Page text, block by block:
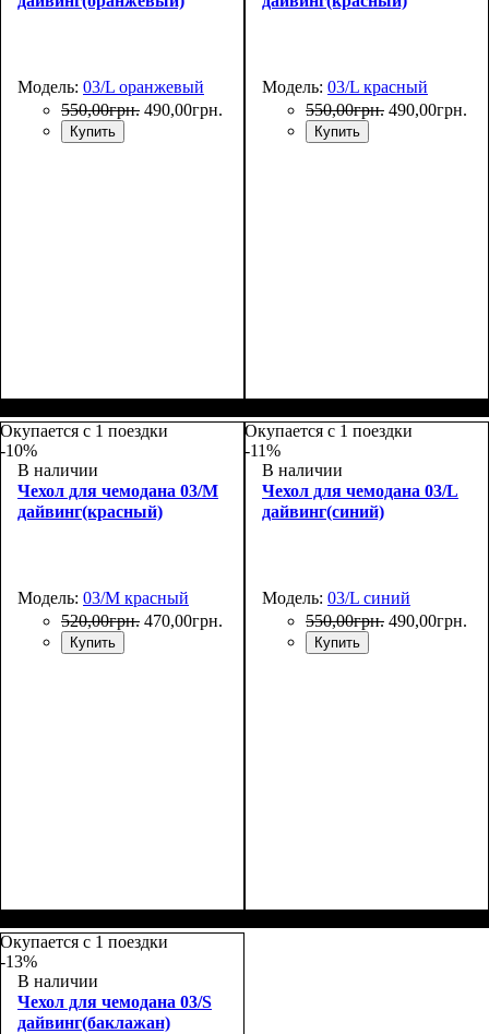
Модель: 03/L оранжевый
550,00грн. 490,00грн.
Купить
Модель: 03/L красный
550,00грн. 490,00грн.
Купить
Окупается с 1 поездки
-10%
В наличии
Чехол для чемодана 03/M
дайвинг(красный)
Модель: 03/M красный
520,00грн. 470,00грн.
Купить
Окупается с 1 поездки
-11%
В наличии
Чехол для чемодана 03/L
дайвинг(синий)
Модель: 03/L синий
550,00грн. 490,00грн.
Купить
Окупается с 1 поездки
-13%
В наличии
Чехол для чемодана 03/S
дайвинг(баклажан)